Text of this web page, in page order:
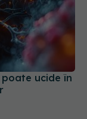
poate ucide în